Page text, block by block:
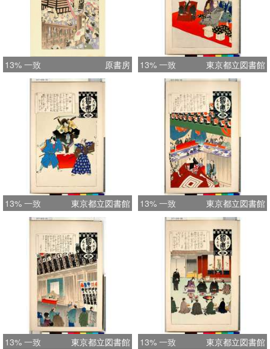
13% 一致 原書房 13% 一致 東京都立図書館
13% 一致 東京都立図書館 13% 一致 東京都立図書館
13% 一致 東京都立図書館 13% 一致 東京都立図書館